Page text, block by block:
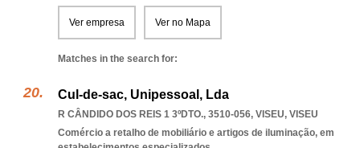
Ver empresa Ver no Mapa
Matches in the search for:
Cul-de-sac, Unipessoal, Lda
R CÂNDIDO DOS REIS 1 3ºDTO., 3510-056, VISEU, VISEU
Comércio a retalho de mobiliário e artigos de iluminação, em